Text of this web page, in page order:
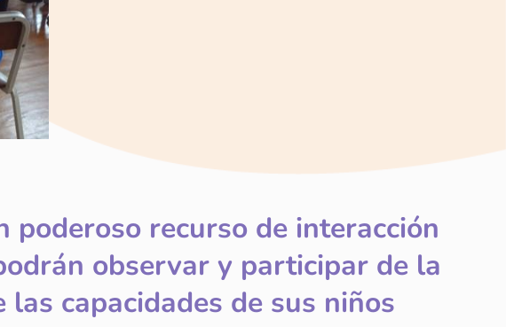
poderoso recurso de interacción
observar y participar de la
capacidades de sus niños